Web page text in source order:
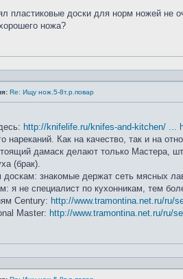
пластиковые доски для норм ножей не
ножа?
Re: Ищу нож.5-8т.р.повар
http://knifelife.ru/knifes-and-kitchen/ ...
нареканий. Как на качество, так и на
дамаск делают только Мастера,
(брак).
знакомые держат сеть мясных
я не специалист по кухонникам, тем
Century: http://www.tramontina.net.ru/ru/
Master: http://www.tramontina.net.ru/ru/